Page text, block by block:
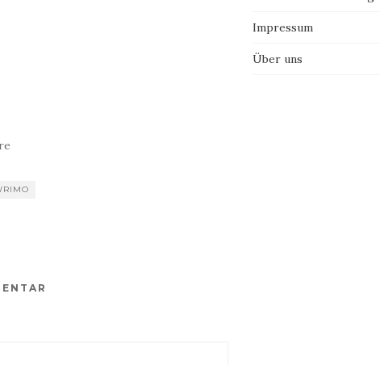
Impressum
Über uns